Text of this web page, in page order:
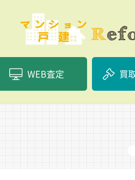
WEB査定 買